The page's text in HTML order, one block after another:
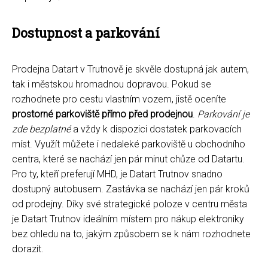
Dostupnost a parkování
Prodejna Datart v Trutnově je skvěle dostupná jak autem,
tak i městskou hromadnou dopravou. Pokud se
rozhodnete pro cestu vlastním vozem, jistě oceníte
prostorné parkoviště přímo před prodejnou. Parkování je
zde bezplatnéa vždy k dispozici dostatek parkovacích
míst. Využít můžete i nedaleké parkoviště u obchodního
centra, které se nachází jen pár minut chůze od Datartu.
Pro ty, kteří preferují MHD, je Datart Trutnov snadno
dostupný autobusem. Zastávka se nachází jen pár kroků
od prodejny. Díky své strategické poloze v centru města
je Datart Trutnov ideálním místem pro nákup elektroniky
bez ohledu na to, jakým způsobem se k nám rozhodnete
dorazit.